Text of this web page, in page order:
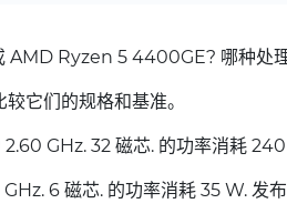
Ryzen 5 4400GE? 哪种处理
它们的规格和基准。
GHz. 32 磁芯. 的功率消耗 240
6 磁芯. 的功率消耗 35 W. 发